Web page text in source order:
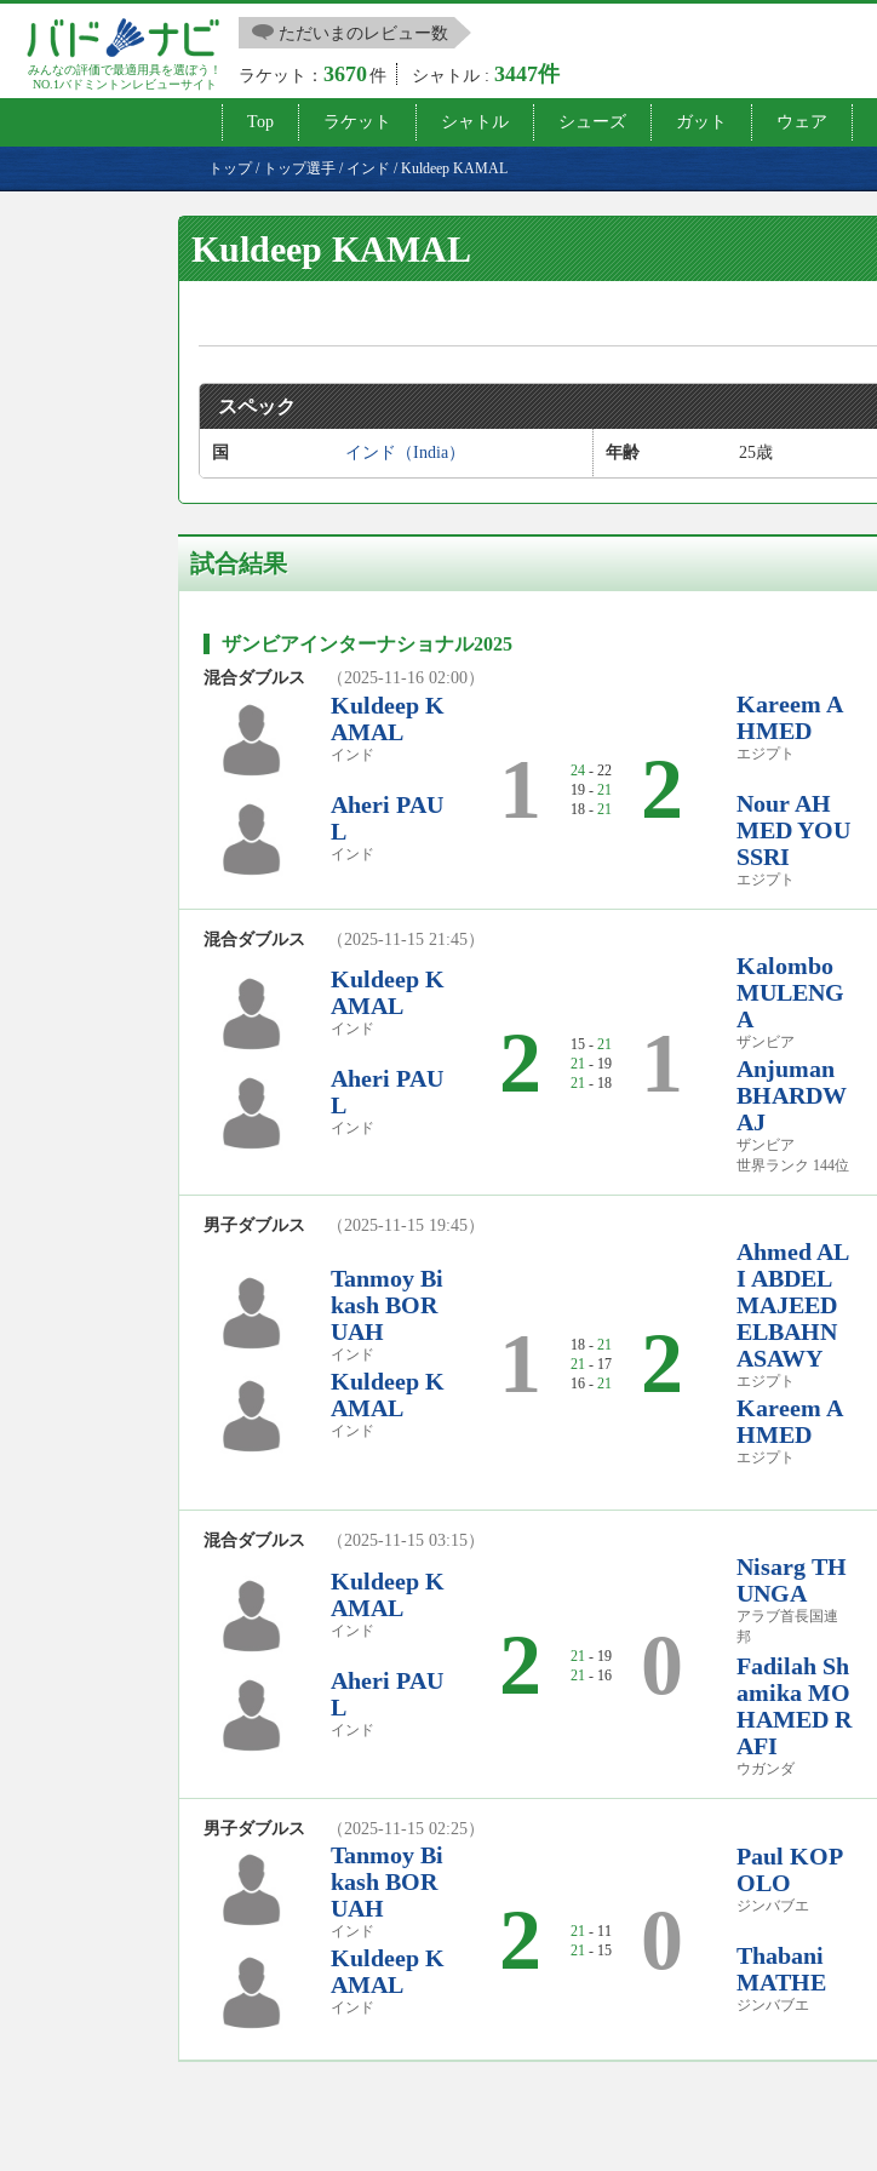
みんなの評価で最適用具を選ぼう！
NO.1バドミントンレビューサイト
ただいまのレビュー数
ラケット：3670件 シャトル :3447件
Top ラケット シャトル シューズ ガット ウェア
トップ/ トップ選手 / インド /Kuldeep KAMAL
Kuldeep KAMAL
スペック
国 インド（India） 年齢 25歳
試合結果
ザンビアインターナショナル2025
混合ダブルス （2025-11-16 02:00）
Kuldeep K
AMAL
インド
Aheri PAU
L
インド
1 24 - 22
19 - 21
18 - 21 2
Kareem A
HMED
エジプト
Nour AH
MED YOU
SSRI
エジプト
混合ダブルス （2025-11-15 21:45）
Kuldeep K
AMAL
インド
Aheri PAU
L
インド
2 15 - 21
21 - 19
21 - 18 1
Kalombo
MULENG
A
ザンビア
Anjuman
BHARDW
AJ
ザンビア
世界ランク 144位
男子ダブルス （2025-11-15 19:45）
Tanmoy Bi
kash BOR
UAH
インド
Kuldeep K
AMAL
インド
1 18 - 21
21 - 17
16 - 21 2
Ahmed AL
I ABDEL
MAJEED
ELBAHN
ASAWY
エジプト
Kareem A
HMED
エジプト
混合ダブルス （2025-11-15 03:15）
Kuldeep K
AMAL
インド
Aheri PAU
L
インド
2 21 - 19
21 - 16 0
Nisarg TH
UNGA
アラブ首長国連
邦
Fadilah Sh
amika MO
HAMED R
AFI
ウガンダ
男子ダブルス （2025-11-15 02:25）
Tanmoy Bi
kash BOR
UAH
インド
Kuldeep K
AMAL
インド
2 21 - 11
21 - 15 0
Paul KOP
OLO
ジンバブエ
Thabani
MATHE
ジンバブエ